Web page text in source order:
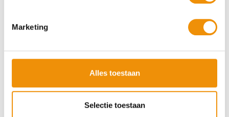
Marketing
Alles toestaan
Selectie toestaan
Bekijk fonds